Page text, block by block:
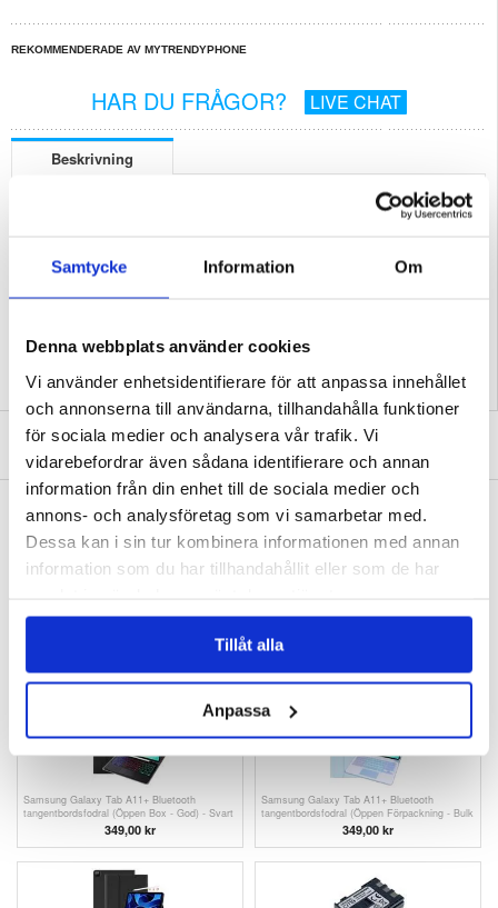
Samtycke Information Om
Denna webbplats använder cookies
Vi använder enhetsidentifierare för att anpassa innehållet
och annonserna till användarna, tillhandahålla funktioner
för sociala medier och analysera vår trafik. Vi
vidarebefordrar även sådana identifierare och annan
information från din enhet till de sociala medier och
annons- och analysföretag som vi samarbetar med.
Dessa kan i sin tur kombinera informationen med annan
information som du har tillhandahållit eller som de har
Tillåt alla
Anpassa
REKOMMENDERADE AV MYTRENDYPHONE
HAR DU FRÅGOR? LIVE CHAT
Beskrivning
Relaterade kategorier:Surfplatta Skal & Tillbehör
SKRIV EN RECENSION
ANDRA KUNDER HAR OCKSÅ KÖPT
Guess 4G Big Metal Logo iPhone 14 Pro Max
121,00kr
Honor Band 9 Magnetiskt Mesh-rem (Öppen
Förpackning - Bulk Tillfredsställande) - Rosa
52,00 kr
Samsung Galaxy Tab A11+ Bluetooth
tangentbordsfodral (Öppen Box - God) - Svart
349,00 kr
Samsung Galaxy Tab A11+ Bluetooth
tangentbordsfodral (Öppen Förpackning - Bulk
Tillfredsställande) - Baby Blå
349,00 kr